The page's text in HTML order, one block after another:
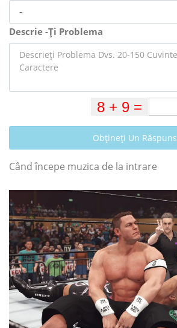
Descrie -Ți Problema
Obțineți Un Răspuns
Când începe muzica de la intrare